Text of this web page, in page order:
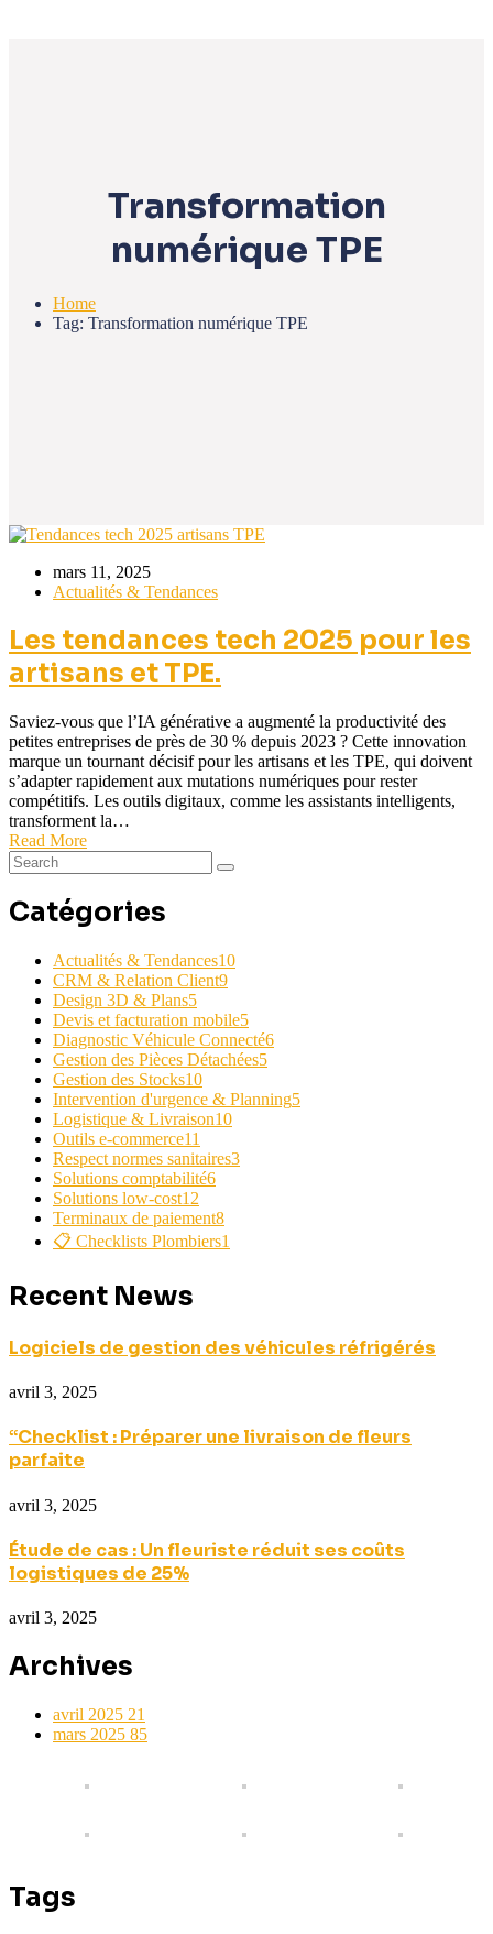
Transformation
numérique TPE
Home
Tag: Transformation numérique TPE
mars 11, 2025
Actualités & Tendances
Les tendances tech 2025 pour les
artisans et TPE.
Saviez-vous que l’IA générative a augmenté la productivité des
petites entreprises de près de 30 % depuis 2023 ? Cette innovation
marque un tournant décisif pour les artisans et les TPE, qui doivent
s’adapter rapidement aux mutations numériques pour rester
compétitifs. Les outils digitaux, comme les assistants intelligents,
transforment la…
Read More
Catégories
Actualités & Tendances10
CRM & Relation Client9
Design 3D & Plans5
Devis et facturation mobile5
Diagnostic Véhicule Connecté6
Gestion des Pièces Détachées5
Gestion des Stocks10
Intervention d'urgence & Planning5
Logistique & Livraison10
Outils e-commerce11
Respect normes sanitaires3
Solutions comptabilité6
Solutions low-cost12
Terminaux de paiement8
📋 Checklists Plombiers1
Recent News
Logiciels de gestion des véhicules réfrigérés
avril 3, 2025
“Checklist : Préparer une livraison de fleurs
parfaite
avril 3, 2025
Étude de cas : Un fleuriste réduit ses coûts
logistiques de 25%
avril 3, 2025
Archives
avril 2025 21
mars 2025 85
Tags